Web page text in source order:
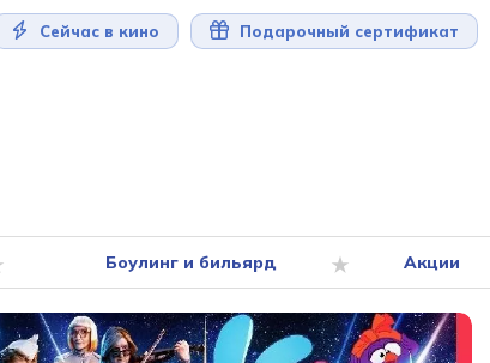
Сейчас в кино Подарочный сертификат
Боулинг и бильярд Акции